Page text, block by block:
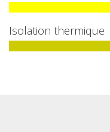
Isolation thermique